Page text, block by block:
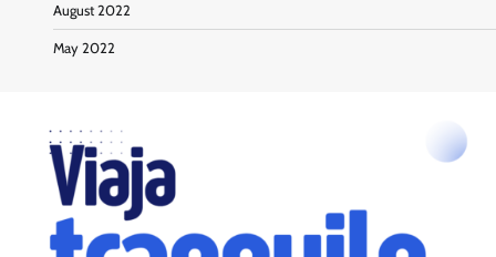
August 2022
May 2022